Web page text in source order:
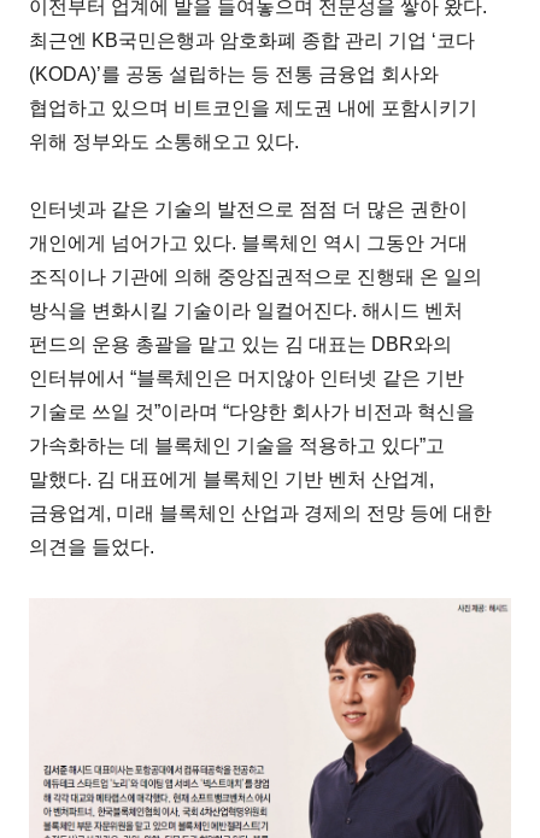
이전부터 업계에 발을 들여놓으며 전문성을 쌓아 왔다.
최근엔 KB국민은행과 암호화폐 종합 관리 기업 ‘코다
(KODA)’를 공동 설립하는 등 전통 금융업 회사와
협업하고 있으며 비트코인을 제도권 내에 포함시키기
위해 정부와도 소통해오고 있다.
인터넷과 같은 기술의 발전으로 점점 더 많은 권한이
개인에게 넘어가고 있다. 블록체인 역시 그동안 거대
조직이나 기관에 의해 중앙집권적으로 진행돼 온 일의
방식을 변화시킬 기술이라 일컬어진다. 해시드 벤처
펀드의 운용 총괄을 맡고 있는 김 대표는 DBR와의
인터뷰에서 “블록체인은 머지않아 인터넷 같은 기반
기술로 쓰일 것”이라며 “다양한 회사가 비전과 혁신을
가속화하는 데 블록체인 기술을 적용하고 있다”고
말했다. 김 대표에게 블록체인 기반 벤처 산업계,
금융업계, 미래 블록체인 산업과 경제의 전망 등에 대한
의견을 들었다.